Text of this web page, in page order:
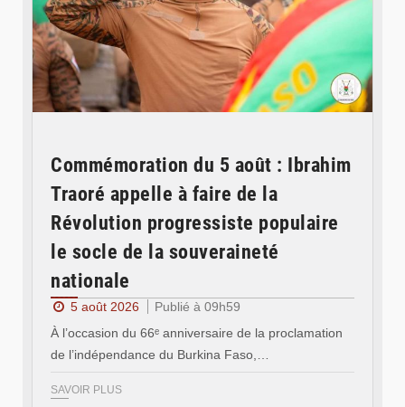
Commémoration du 5 août : Ibrahim
Traoré appelle à faire de la
Révolution progressiste populaire
le socle de la souveraineté
nationale
5 août 2026
Publié à 09h59
À l’occasion du 66ᵉ anniversaire de la proclamation
de l’indépendance du Burkina Faso,…
SAVOIR PLUS